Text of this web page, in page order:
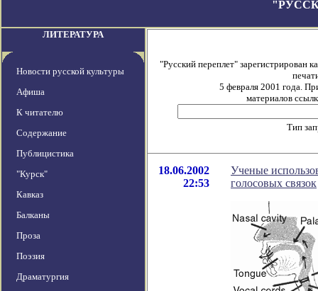
ЛИТЕРАТУРА
Новости русской культуры
Афиша
К читателю
Содержание
Публицистика
"Курск"
Кавказ
Балканы
Проза
Поэзия
Драматургия
"Русский переплет" зарегистрирован
5 февраля 2001 года.
материалов
Тип
18.06.2002
22:53
Ученые
голосовых связок